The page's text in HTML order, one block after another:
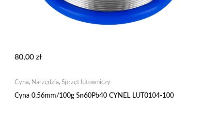
80,00 zł
Cyna, Narzędzia, Sprzęt lutowniczy
Cyna 0.56mm/100g Sn60Pb40 CYNEL LUT0104-100